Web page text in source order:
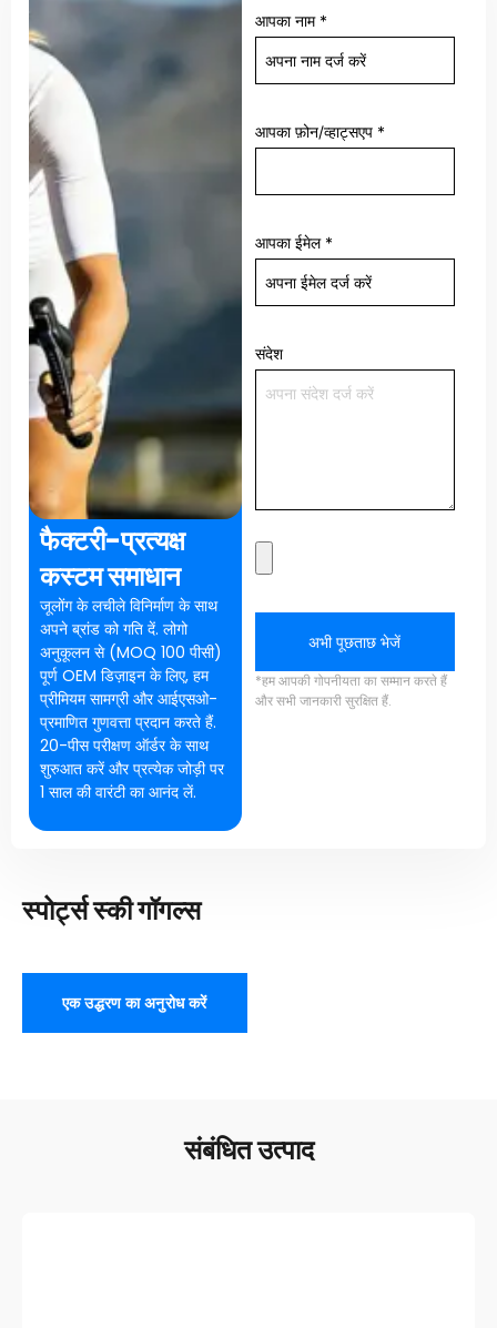
आपका नाम *
आपका फ़ोन/व्हाट्सएप *
आपका ईमेल *
संदेश
अभी पूछताछ भेजें
*हम आपकी गोपनीयता का सम्मान करते हैं
और सभी जानकारी सुरक्षित हैं.
फैक्टरी-प्रत्यक्ष
कस्टम समाधान
जूलोंग के लचीले विनिर्माण के साथ
अपने ब्रांड को गति दें. लोगो
अनुकूलन से (MOQ 100 पीसी)
पूर्ण OEM डिज़ाइन के लिए, हम
प्रीमियम सामग्री और आईएसओ-
प्रमाणित गुणवत्ता प्रदान करते हैं.
20-पीस परीक्षण ऑर्डर के साथ
शुरुआत करें और प्रत्येक जोड़ी पर
1 साल की वारंटी का आनंद लें.
स्पोर्ट्स स्की गॉगल्स
एक उद्धरण का अनुरोध करें
संबंधित उत्पाद